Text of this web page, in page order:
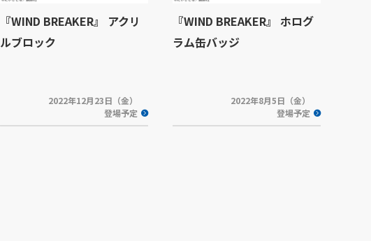
『WIND BREAKER』 アクリ
ルブロック
2022年12月23日（金）
登場予定
『WIND BREAKER』 ホログ
ラム缶バッジ
2022年8月5日（金）
登場予定